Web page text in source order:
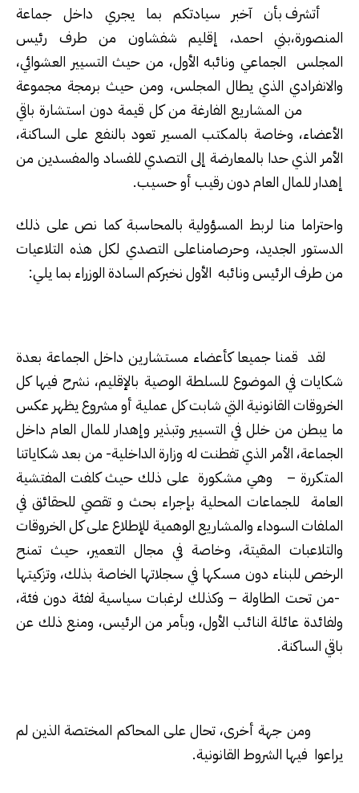
أتشرف بأن آخبر سيادتكم بما يجري داخل جماعة
المنصورة،بني احمد، إقليم شفشاون من طرف رئيس
المجلس الجماعي ونائبه الأول، من حيث التسيير العشوائي،
والانفرادي الذي يطال المجلس، ومن حيث برمجة مجموعة
من المشاريع الفارغة من كل قيمة دون استشارة باقي
الأعضاء، وخاصة بالمكتب المسير تعود بالنفع على الساكنة،
الأمر الذي حدا بالمعارضة إلى التصدي للفساد والمفسدين من
إهدار للمال العام دون رقيب أو حسيب.
واحتراما منا لربط المسؤولية بالمحاسبة كما نص على ذلك
الدستور الجديد، وحرصامناعلى التصدي لكل هذه التلاعيات
من طرف الرئيس ونائبه الأول نخبركم السادة الوزراء بما يلي:
لقد قمنا جميعا كأعضاء مستشارين داخل الجماعة بعدة
شكايات في الموضوع للسلطة الوصية بالإقليم، نشرح فيها كل
الخروقات القانونية التي شابت كل عملية أو مشروع يظهر عكس
ما يبطن من خلل في التسيير وتبذير وإهدار للمال العام داخل
الجماعة، الأمر الذي تفطنت له وزارة الداخلية- من بعد شكاياتنا
المتكررة – وهي مشكورة على ذلك حيث كلفت المفتشية
العامة للجماعات المحلية بإجراء بحث و تقصي للحقائق في
الملفات السوداء والمشاريع الوهمية للإطلاع على كل الخروقات
والتلاعبات المقيتة، وخاصة في مجال التعمير، حيث تمنح
الرخص للبناء دون مسكها في سجلاتها الخاصة بذلك، وتزكيتها
-من تحت الطاولة – وكذلك لرغبات سياسية لفئة دون فئة،
ولفائدة عائلة النائب الأول، وبأمر من الرئيس، ومنع ذلك عن
باقي الساكنة.
ومن جهة أخرى، تحال على المحاكم المختصة الذين لم
يراعوا فيها الشروط القانونية.